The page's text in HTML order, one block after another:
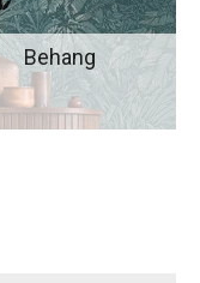
Behang